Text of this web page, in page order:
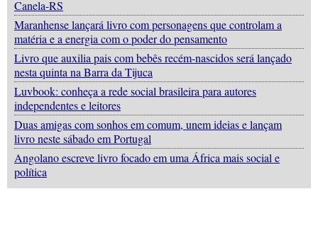
Canela-RS
Maranhense lançará livro com personagens que controlam a
matéria e a energia com o poder do pensamento
Livro que auxilia pais com bebês recém-nascidos será lançado
nesta quinta na Barra da Tijuca
Luvbook: conheça a rede social brasileira para autores
independentes e leitores
Duas amigas com sonhos em comum, unem ideias e lançam
livro neste sábado em Portugal
Angolano escreve livro focado em uma África mais social e
política